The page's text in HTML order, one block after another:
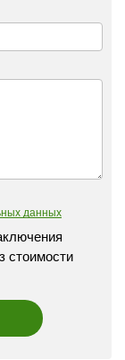
данных
стоимости